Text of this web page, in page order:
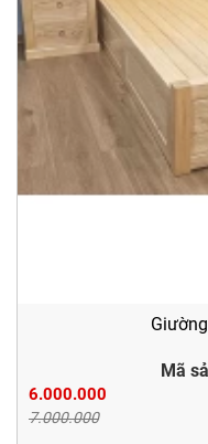
Mã
6.000.000
7.000.000